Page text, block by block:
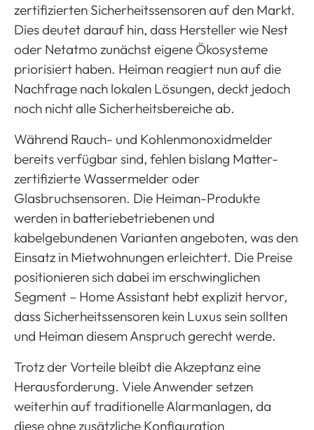
zertifizierten Sicherheitssensoren auf den Markt.
Dies deutet darauf hin, dass Hersteller wie Nest
oder Netatmo zunächst eigene Ökosysteme
priorisiert haben. Heiman reagiert nun auf die
Nachfrage nach lokalen Lösungen, deckt jedoch
noch nicht alle Sicherheitsbereiche ab.
Während Rauch- und Kohlenmonoxidmelder
bereits verfügbar sind, fehlen bislang Matter-
zertifizierte Wassermelder oder
Glasbruchsensoren. Die Heiman-Produkte
werden in batteriebetriebenen und
kabelgebundenen Varianten angeboten, was den
Einsatz in Mietwohnungen erleichtert. Die Preise
positionieren sich dabei im erschwinglichen
Segment – Home Assistant hebt explizit hervor,
dass Sicherheitssensoren kein Luxus sein sollten
und Heiman diesem Anspruch gerecht werde.
Trotz der Vorteile bleibt die Akzeptanz eine
Herausforderung. Viele Anwender setzen
weiterhin auf traditionelle Alarmanlagen, da
diese ohne zusätzliche Konfiguration